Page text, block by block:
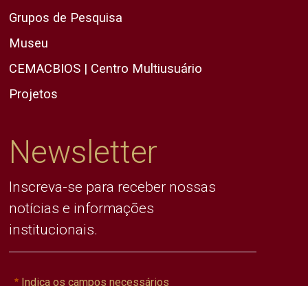
Grupos de Pesquisa
Museu
CEMACBIOS | Centro Multiusuário
Projetos
Newsletter
Inscreva-se para receber nossas
notícias e informações
institucionais.
Indica os campos necessários